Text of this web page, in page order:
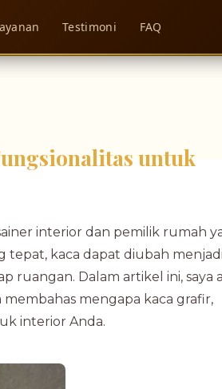
Testimoni FAQ
untuk
interior dan pemilik rumah
kaca dapat diubah menjadi
ruangan. Dalam artikel ini, saya
mengapa kaca grafir,
interior Anda.